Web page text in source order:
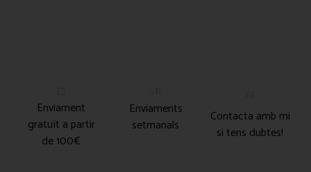
Enviament
gratuït a partir
de 100€
Enviaments
setmanals
Contacta amb mi
si tens dubtes!